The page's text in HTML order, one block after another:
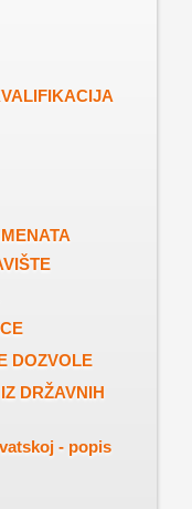
DOZVOLE
DRŽAVNIH
- popis